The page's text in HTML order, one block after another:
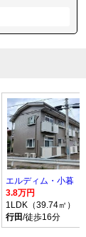
エルディム・小暮
3.8万円
1LDK（39.74㎡）
行田/徒歩16分